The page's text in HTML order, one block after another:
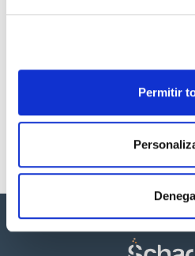
Permitir
Los productos marcados